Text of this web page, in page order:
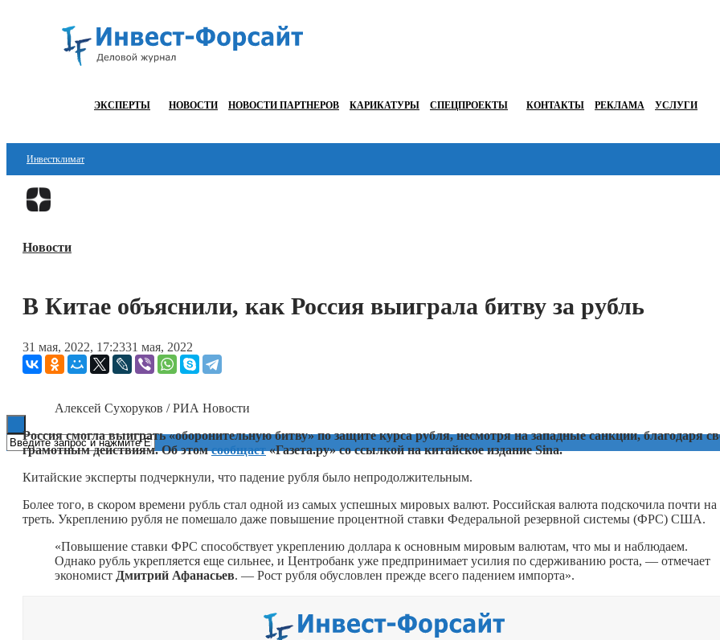
ЭКСПЕРТЫ НОВОСТИ НОВОСТИ ПАРТНЕРОВ КАРИКАТУРЫ СПЕЦПРОЕКТЫ КОНТАКТЫ РЕКЛАМА УСЛУГИ
Инвестклимат
Финансы
Блокчейн
ESG
Новости
В Китае объяснили, как Россия выиграла битву за рубль
31 мая, 2022, 17:2331 мая, 2022
Алексей Сухоруков / РИА Новости
Россия смогла выиграть «оборонительную битву» по защите курса рубля, несмотря на западные санкции, благодаря
грамотным действиям. Об этомсообщает«Газета.ру» со ссылкой на китайское издание Sina.
Китайские эксперты подчеркнули, что падение рубля было непродолжительным.
Более того, в скором времени рубль стал одной из самых успешных мировых валют. Российская валюта подскочила почти на
треть. Укреплению рубля не помешало даже повышение процентной ставки Федеральной резервной системы (ФРС) США.
«Повышение ставки ФРС способствует укреплению доллара к основным мировым валютам, что мы и наблюдаем.
Однако рубль укрепляется еще сильнее, и Центробанк уже предпринимает усилия по сдерживанию роста, — отмечает
экономист Дмитрий Афанасьев. — Рост рубля обусловлен прежде всего падением импорта».